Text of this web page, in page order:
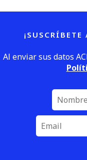
¡SUSCRÍBETE
Al enviar sus datos